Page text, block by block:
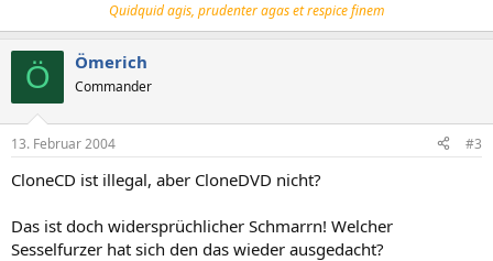
Quidquid agis, prudenter agas et respice finem
Ö Ömerich
Commander
13. Februar 2004 #3
CloneCD ist illegal, aber CloneDVD nicht?
Das ist doch widersprüchlicher Schmarrn! Welcher
Sesselfurzer hat sich den das wieder ausgedacht?